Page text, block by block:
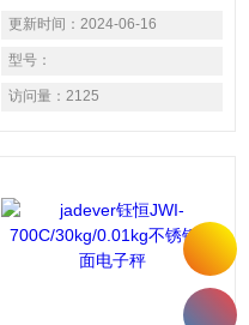
jadever三段报警电子秤JWI-
700C 精度达1/15000，内部
可调1/30000。 适用1个荷重
元装置的电子秤。 具有单点
校正及三点校正之功能，确保
量警示功能，可设定上限、标
准、 下限三段重量警示，并
具有一组记忆功
更新时间： 2024-06-16
型号：
访问量： 2125